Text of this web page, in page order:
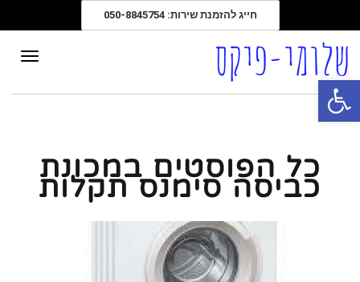
פתח סרגל נגישות
חייג להזמנת שירות: 050-8845754
כל הפוסטים במכונת
כביסה סימנס תקלות